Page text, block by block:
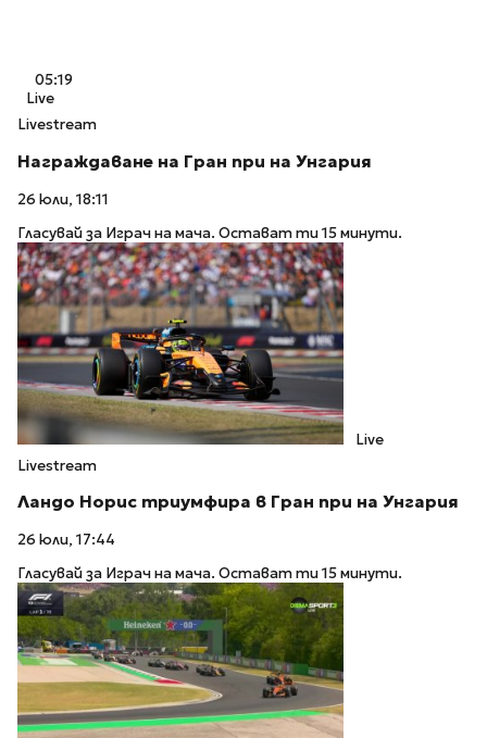
05:19
Live
Livestream
Награждаване на Гран при на Унгария
26 юли, 18:11
Гласувай за Играч на мача. Остават ти 15 минути.
Live
Livestream
Ландо Норис триумфира в Гран при на Унгария
26 юли, 17:44
Гласувай за Играч на мача. Остават ти 15 минути.